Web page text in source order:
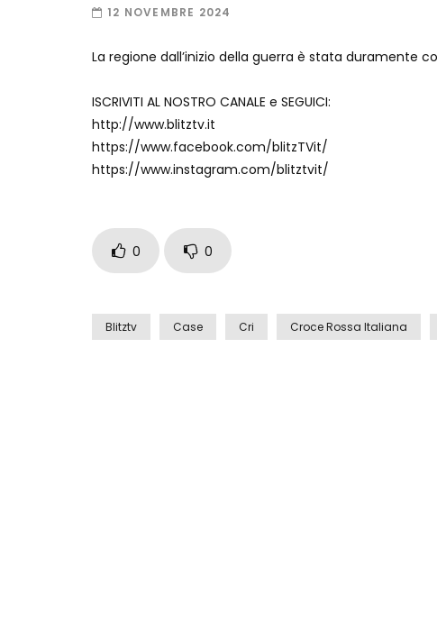
12 NOVEMBRE 2024
La regione dall’inizio della guerra è stata duramente
ISCRIVITI AL NOSTRO CANALE e SEGUICI:
http://www.blitztv.it
https://www.facebook.com/blitzTVit/
https://www.instagram.com/blitztvit/
0 0
Blitztv Case Cri Croce Rossa Italiana